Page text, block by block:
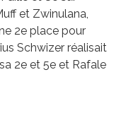
et Zwinulana,
2e place pour
Schwizer réalisait
2e et 5e et Rafale